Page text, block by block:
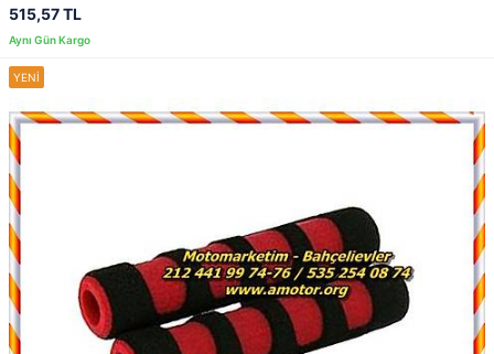
515,57 TL